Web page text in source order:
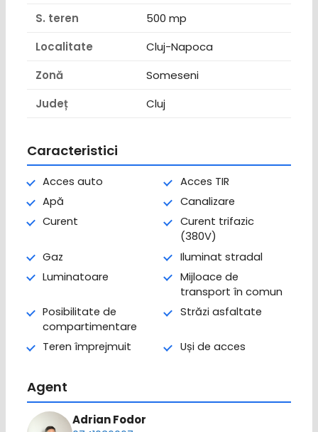
S. teren
500 mp
Localitate
Cluj-Napoca
Zonă
Someseni
Județ
Cluj
Caracteristici
Acces auto
Acces TIR
Apă
Canalizare
Curent
Curent trifazic
(380V)
Gaz
Iluminat stradal
Luminatoare
Mijloace de
transport în comun
Posibilitate de
compartimentare
Străzi asfaltate
Teren împrejmuit Uși de acces
Agent
Adrian Fodor